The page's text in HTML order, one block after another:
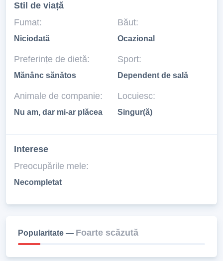
Stil de viață
Fumat:
Niciodată
Băut:
Ocazional
Preferințe de dietă:
Mănânc sănătos
Sport:
Dependent de sală
Animale de companie:
Nu am, dar mi-ar plăcea
Locuiesc:
Singur(ă)
Interese
Preocupările mele:
Necompletat
Popularitate — Foarte scăzută